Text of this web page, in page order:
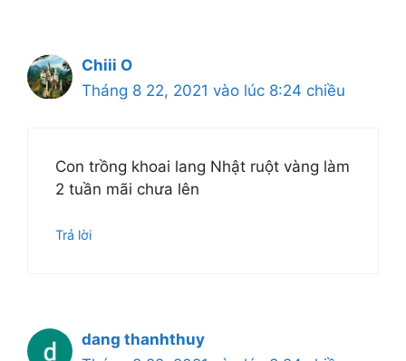
Chiii O
Tháng 8 22, 2021 vào lúc 8:24 chiều
Con trồng khoai lang Nhật ruột vàng làm
2 tuần mãi chưa lên
Trả lời
dang thanhthuy